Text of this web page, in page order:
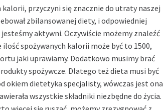
przyczyni się znacznie do utraty naszej
zbilansowanej diety, i odpowiedniej
aktywni. Oczywiście możemy znaleźć
spożywanych kalorii może być to 1500,
jaki uprawiamy. Dodatkowo musimy brać
spożywcze. Dlatego też dieta musi być
dietetyka specjalisty, wówczas jest ona
wszystkie składniki niezbędne do życia.